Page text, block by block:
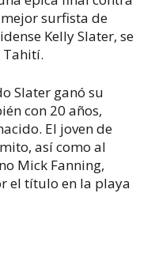
surfista de
Kelly Slater, se
Tahití.
Slater ganó su
con 20 años,
El joven de
así como al
Mick Fanning,
el título en la playa